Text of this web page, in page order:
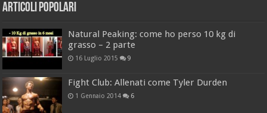
Articoli Popolari
Natural Peaking: come ho perso 10 kg di
grasso – 2 parte
16 Luglio 2015 9
Fight Club: Allenati come Tyler Durden
1 Gennaio 2014 6